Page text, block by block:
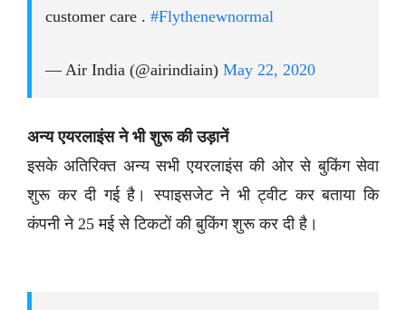
customer care . #Flythenewnormal
— Air India (@airindiain) May 22, 2020
अन्य एयरलाइंस ने भी शुरू की उड़ानें
इसके अतिरिक्त अन्य सभी एयरलाइंस की ओर से बुकिंग सेवा
शुरू कर दी गई है। स्पाइसजेट ने भी ट्वीट कर बताया कि
कंपनी ने 25 मई से टिकटों की बुकिंग शुरू कर दी है।